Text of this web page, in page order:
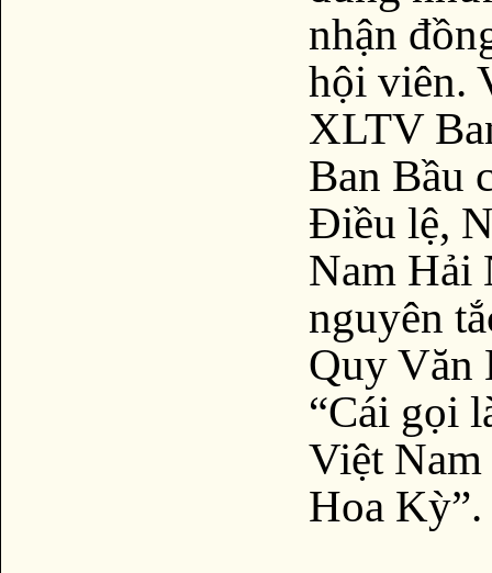
nhận
hội viên.
XLTV
Ban Bầu
Điều lệ,
Nam Hải
nguyên
Quy Văn
“Cái gọi
Việt
Hoa Kỳ”.